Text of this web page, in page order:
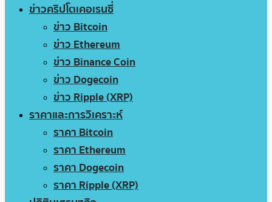
ข่าวคริปโตเคอเรนซี่
ข่าว Bitcoin
ข่าว Ethereum
ข่าว Binance Coin
ข่าว Dogecoin
ข่าว Ripple (XRP)
ราคาและการวิเคราะห์
ราคา Bitcoin
ราคา Ethereum
ราคา Dogecoin
ราคา Ripple (XRP)